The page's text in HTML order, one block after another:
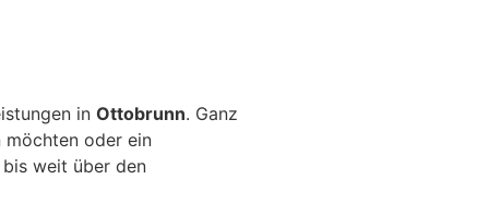
in Ottobrunn. Ganz
möchten oder ein
weit über den